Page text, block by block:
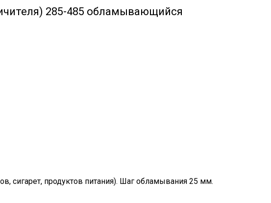
285-485 обламывающийся
сигарет, продуктов питания). Шаг обламывания 25 мм.